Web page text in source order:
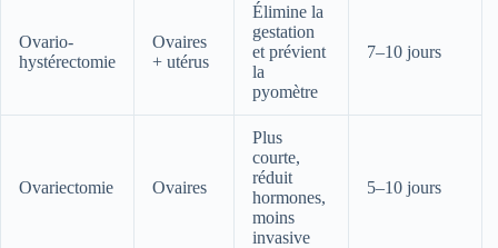
Ovario-
hystérectomie
Ovaires
+ utérus
Élimine la
gestation
et prévient
la
pyomètre
7–10 jours
Ovariectomie Ovaires
Plus
courte,
réduit
hormones,
moins
invasive
5–10 jours